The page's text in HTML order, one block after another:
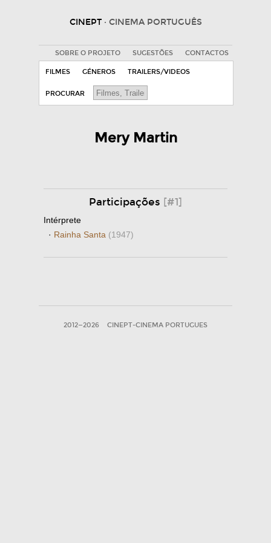
CINEPT · CINEMA PORTUGUÊS
SOBRE O PROJETO SUGESTÕES CONTACTOS
FILMES GÉNEROS TRAILERS/VIDEOS
PROCURAR
Mery Martin
Participações [#1]
Intérprete
· Rainha Santa (1947)
2012—2026 CINEPT-CINEMA PORTUGUES